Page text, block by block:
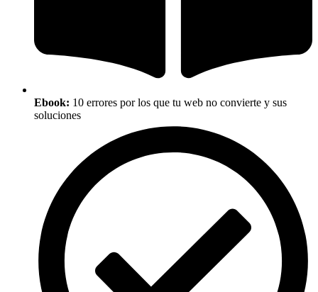
Ebook: 10 errores por los que tu web no convierte y sus
soluciones